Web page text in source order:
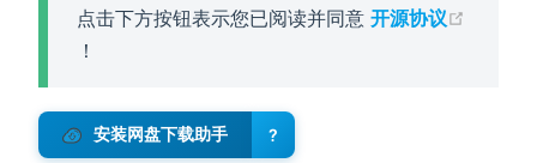
点击下方按钮表示您已阅读并同意 开源协议
(opens new window)
！
安装网盘下载助手 ?